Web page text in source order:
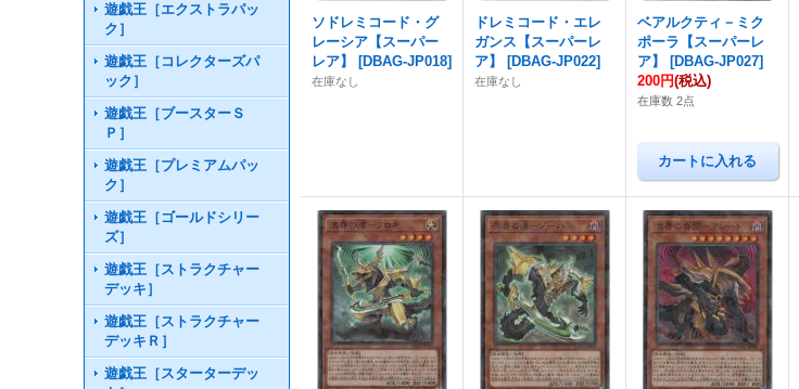
遊戯王［エクストラパッ
ク］
遊戯王［コレクターズパ
ック］
遊戯王［ブースターＳ
Ｐ］
遊戯王［プレミアムパッ
ク］
遊戯王［ゴールドシリー
ズ］
遊戯王［ストラクチャー
デッキ］
遊戯王［ストラクチャー
デッキＲ］
遊戯王［スターターデッ
ソドレミコード・グ
レーシア【スーパー
レア】
[DBAG-JP018]
在庫なし
ドレミコード・エレ
ガンス【スーパーレ
ア】
[DBAG-JP022]
在庫なし
ベアルクティ－ミク
ポーラ【スーパーレ
ア】
[DBAG-JP027]
200円(税込)
在庫数 2点